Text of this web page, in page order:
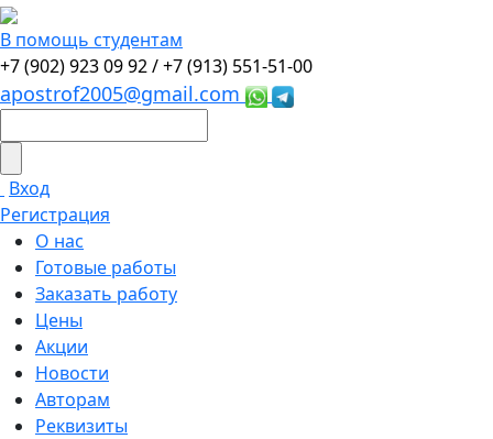
В помощь студентам
+7 (902) 923 09 92 /+7 (913) 551-51-00
apostrof2005@gmail.com
Вход
Регистрация
О нас
Готовые работы
Заказать работу
Цены
Акции
Новости
Авторам
Реквизиты